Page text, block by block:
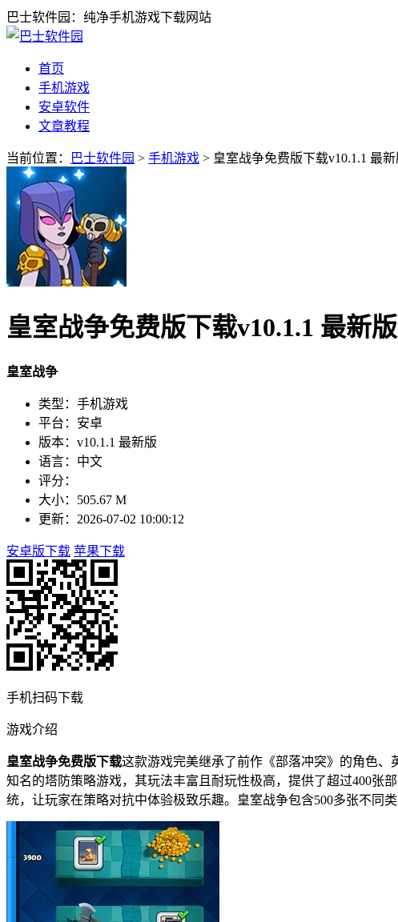
巴士软件园：纯净手机游戏下载网站
首页
手机游戏
安卓软件
文章教程
当前位置： 巴士软件园 > 手机游戏 > 皇室战争免费版下载v10.1.1 最新
皇室战争免费版下载v10.1.1 最新版
皇室战争
类型：手机游戏
平台：安卓
版本：v10.1.1 最新版
语言：中文
评分：
大小：505.67 M
更新：2026-07-02 10:00:12
安卓版下载 苹果下载
手机扫码下载
游戏介绍
皇室战争免费版下载这款游戏完美继承了前作《部落冲突》的角色
知名的塔防策略游戏，其玩法丰富且耐玩性极高，提供了超过400张
统，让玩家在策略对抗中体验极致乐趣。皇室战争包含500多张不同